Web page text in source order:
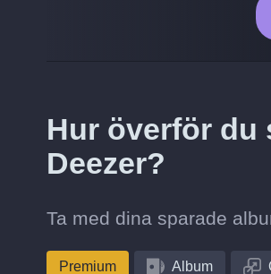
Hur överför du
Deezer?
Ta med dina sparade
Premium Album